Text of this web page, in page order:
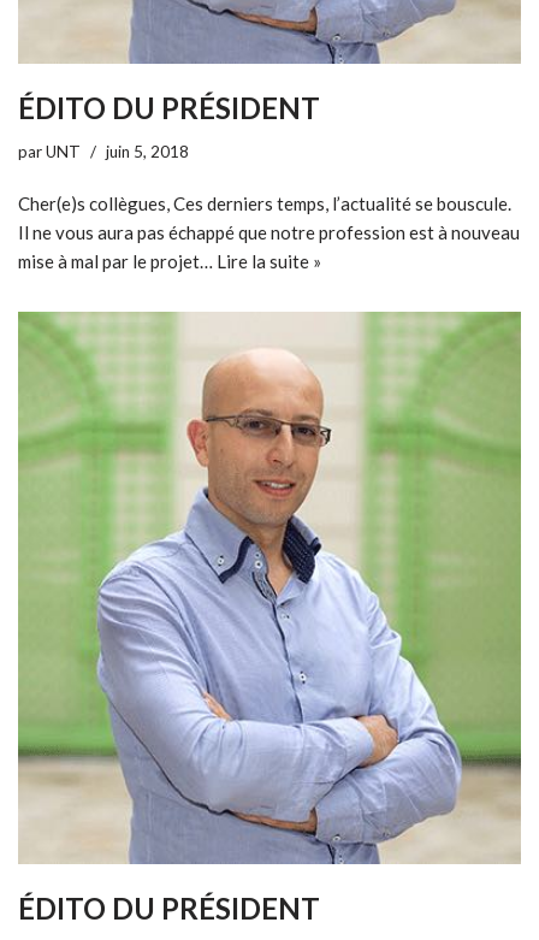
ÉDITO DU PRÉSIDENT
parUNT juin 5, 2018
Cher(e)s collègues, Ces derniers temps, l’actualité se bouscule.
Il ne vous aura pas échappé que notre profession est à nouveau
mise à mal par le projet… Lire la suite »
ÉDITO DU PRÉSIDENT